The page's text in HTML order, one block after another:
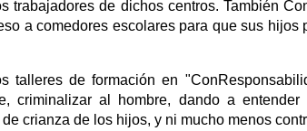
trabajadores de dichos centros. También
a comedores escolares para que sus hijos
talleres de formación en
criminalizar al hombre, dando a
crianza de los hijos, y ni mucho menos